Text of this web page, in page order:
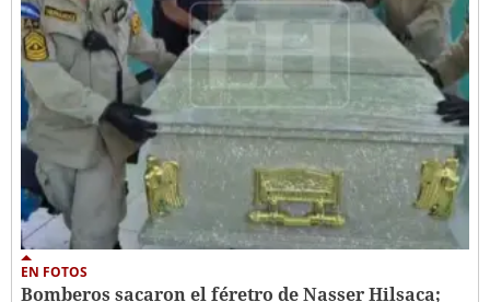
EN FOTOS
Bomberos sacaron el féretro de Nasser Hilsaca;